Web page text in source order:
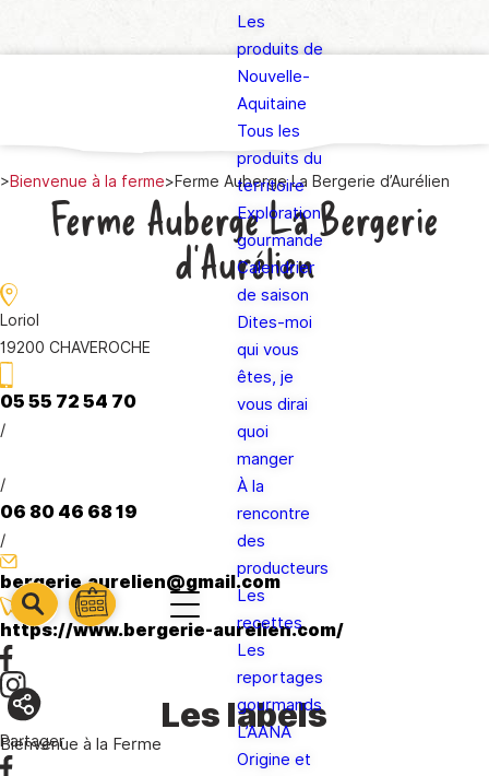
1
barre
barre
Les
produits de
Nouvelle-
Aquitaine
Tous les
produits du
territoire
Exploration
gourmande
Calendrier
de saison
Dites-moi
qui vous
êtes, je
vous dirai
quoi
manger
À la
rencontre
des
producteurs
Les
recettes
Les
reportages
gourmands
L’AANA
Origine et
>Bienvenue à la ferme>Ferme Auberge La Bergerie d’Aurélien
Ferme Auberge La Bergerie
d’Aurélien
Loriol
19200 CHAVEROCHE
05 55 72 54 70
/
/
06 80 46 68 19
/
bergerie.aurelien@gmail.com
https://www.bergerie-aurelien.com/
Les labels
Bienvenue à la Ferme
Partager